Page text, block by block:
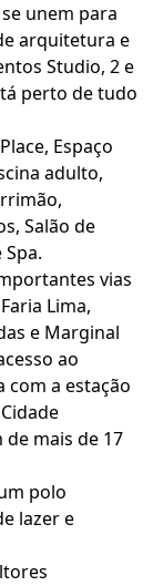
unem para
arquitetura e
Studio, 2 e
perto de tudo
Espaço
adulto,
Salão de
vias
Lima,
e Marginal
ao
a estação
de mais de 17
polo
lazer e